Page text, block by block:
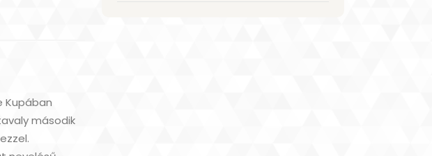
Kupában
második